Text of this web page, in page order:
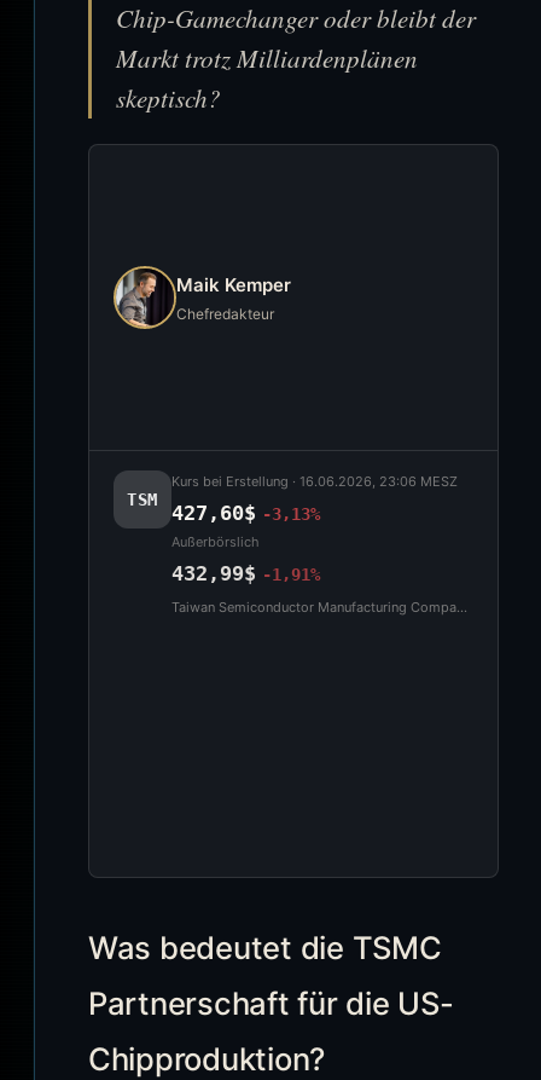
Chip-Gamechanger oder bleibt der
Markt trotz Milliardenplänen
skeptisch?
Maik Kemper
Chefredakteur
TSM
Kurs bei Erstellung · 16.06.2026, 23:06 MESZ
427,60$ -3,13%
Außerbörslich
432,99$ -1,91%
Taiwan Semiconductor Manufacturing Company Limited
Was bedeutet die TSMC
Partnerschaft für die US-
Chipproduktion?